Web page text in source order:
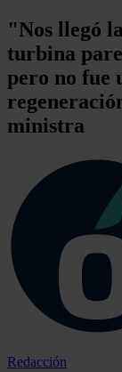
"Nos llegó
turbina
pero no fue
ministra
Redacción